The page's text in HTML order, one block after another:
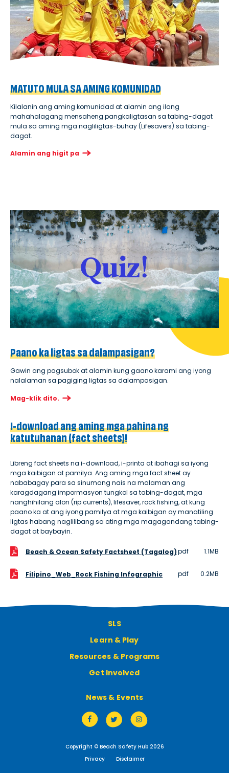
MATUTO MULA SA AMING KOMUNIDAD
Kilalanin ang aming komunidad at alamin ang ilang
mahahalagang mensaheng pangkaligtasan sa tabing-dagat
mula sa aming mga nagliligtas-buhay (Lifesavers) sa tabing-
dagat.
Alamin ang higit pa
Paano ka ligtas sa dalampasigan?
Gawin ang pagsubok at alamin kung gaano karami ang iyong
nalalaman sa pagiging ligtas sa dalampasigan.
Mag-klik dito.
I-download ang aming mga pahina ng
katutuhanan (fact sheets)!
Libreng fact sheets na i-download, i-printa at ibahagi sa iyong
mga kaibigan at pamilya. Ang aming mga fact sheet ay
nababagay para sa sinumang nais na malaman ang
karagdagang impormasyon tungkol sa tabing-dagat, mga
nanghihilang alon (rip currents), lifesaver, rock fishing, at kung
paano ka at ang iyong pamilya at mga kaibigan ay manatiling
ligtas habang naglilibang sa ating mga magagandang tabing-
dagat at baybayin.
Beach & Ocean Safety Factsheet (Tagalog)pdf 1.1MB
Filipino_Web_Rock Fishing Infographic pdf 0.2MB
SLS
Learn & Play
Resources & Programs
Get Involved
News & Events
Copyright © Beach Safety Hub 2026
Privacy
Disclaimer